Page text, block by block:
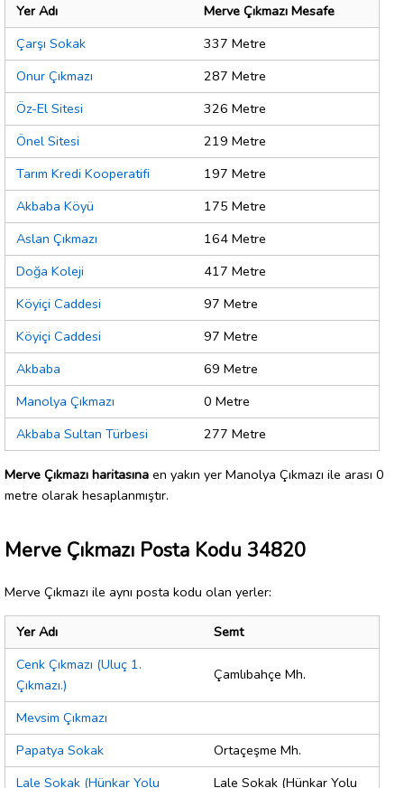
Yer Adı
Merve Çıkmazı Mesafe
Çarşı Sokak
337 Metre
Onur Çıkmazı
287 Metre
Öz-El Sitesi
326 Metre
Önel Sitesi
219 Metre
Tarım Kredi Kooperatifi
197 Metre
Akbaba Köyü
175 Metre
Aslan Çıkmazı
164 Metre
Doğa Koleji
417 Metre
Köyiçi Caddesi
97 Metre
Köyiçi Caddesi
97 Metre
Akbaba
69 Metre
Manolya Çıkmazı
0 Metre
Akbaba Sultan Türbesi
277 Metre
Merve Çıkmazı haritasına en yakın yer Manolya Çıkmazı ile arası 0
metre olarak hesaplanmıştır.
Merve Çıkmazı Posta Kodu 34820
Merve Çıkmazı ile aynı posta kodu olan yerler:
Yer Adı
Semt
Cenk Çıkmazı (Uluç 1.
Çıkmazı.)
Çamlıbahçe Mh.
Mevsim Çıkmazı
Papatya Sokak
Ortaçeşme Mh.
Lale Sokak (Hünkar Yolu
Lale Sokak (Hünkar Yolu